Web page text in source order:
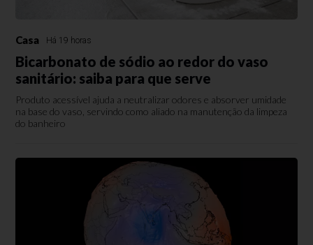
Casa Há 19 horas
Bicarbonato de sódio ao redor do vaso
sanitário: saiba para que serve
Produto acessível ajuda a neutralizar odores e absorver umidade
na base do vaso, servindo como aliado na manutenção da limpeza
do banheiro